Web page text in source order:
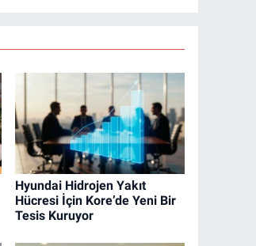
Hyundai Hidrojen Yakıt
Hücresi İçin Kore’de Yeni Bir
Tesis Kuruyor